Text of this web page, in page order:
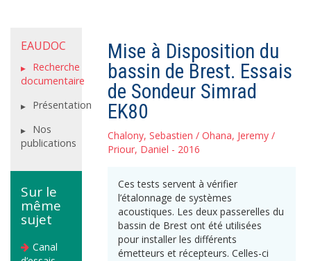
EAUDOC
Recherche
documentaire
Présentation
Nos
publications
Sur le
même
sujet
Canal
Mise à Disposition du
bassin de Brest. Essais
de Sondeur Simrad
EK80
Chalony, Sebastien /Ohana, Jeremy /
Priour, Daniel - 2016
Ces tests servent à vérifier
l’étalonnage de systèmes
acoustiques. Les deux passerelles du
bassin de Brest ont été utilisées
pour installer les différents
émetteurs et récepteurs. Celles-ci